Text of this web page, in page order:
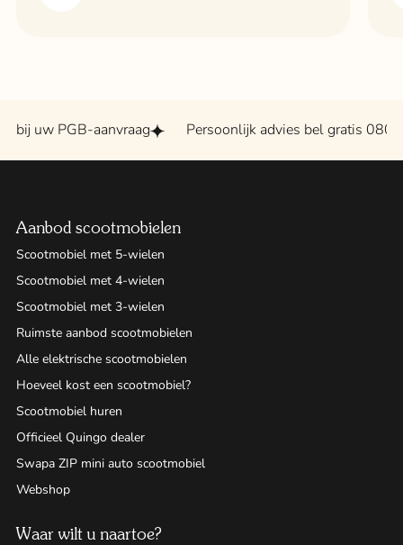
aanvraag Persoonlijk advies bel gratis 0800 - 2020
Aanbod scootmobielen
Scootmobiel met 5-wielen
Scootmobiel met 4-wielen
Scootmobiel met 3-wielen
Ruimste aanbod scootmobielen
Alle elektrische scootmobielen
Hoeveel kost een scootmobiel?
Scootmobiel huren
Officieel Quingo dealer
Swapa ZIP mini auto scootmobiel
Webshop
Waar wilt u naartoe?